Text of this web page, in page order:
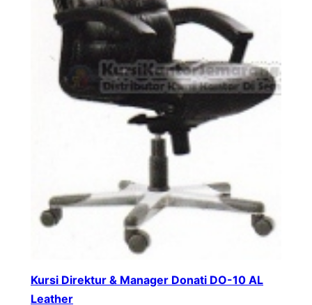
Kursi Direktur & Manager Donati DO-10 AL
Leather